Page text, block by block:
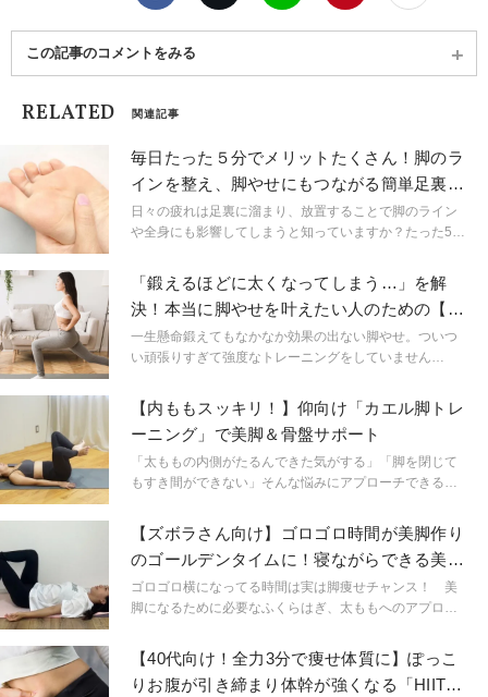
この記事のコメントをみる
RELATED 関連記事
毎日たった５分でメリットたくさん！脚のラ
インを整え、脚やせにもつながる簡単足裏ほ
ぐし
日々の疲れは足裏に溜まり、放置することで脚のライン
や全身にも影響してしまうと知っていますか？たった5分
う！
「鍛えるほどに太くなってしまう…」を解
決！本当に脚やせを叶えたい人のための【太
もも激変ほぐし】
一生懸命鍛えてもなかなか効果の出ない脚やせ。ついつ
い頑張りすぎて強度なトレーニングをしていません
と「お尻と骨盤のインナーマッスルを鍛える」のが近
道！ 簡単で続けられる脚やせルーティンをご紹介しま
す。
【内ももスッキリ！】仰向け「カエル脚トレ
ーニング」で美脚＆骨盤サポート
「太ももの内側がたるんできた気がする」「脚を閉じて
もすき間ができない」そんな悩みにアプローチできるの
のような脚の形で膝を曲げ伸ばしすることで、普段なか
なか使われない内ももの筋肉＝内転筋にしっかり刺激を
入れることができます。内ももを鍛えれば脚がスッキリ
見えるだけでなく、骨盤や姿勢の安定にもつながるのが
この動きの大きな魅力。寝たままラクにできるのに、効
【ズボラさん向け】ゴロゴロ時間が美脚作り
のゴールデンタイムに！寝ながらできる美脚
チャレンジ
ゴロゴロ横になってる時間は実は脚痩せチャンス！ 美
脚になるために必要なふくらはぎ、太ももへのアプロー
プローチしてあげるとさらに美脚効果UP。育児中の寝か
しつけタイムにもおすすめです。
【40代向け！全力3分で痩せ体質に】ぽっこ
りお腹が引き締まり体幹が強くなる「HIITト